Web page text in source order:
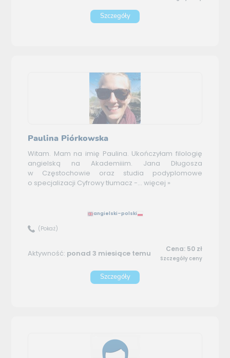
Szczegóły
Paulina Piórkowska
Witam. Mam na imię Paulina. Ukończyłam filologię
angielską na Akademiiim. Jana Długosza
w Częstochowie oraz studia podyplomowe
o specjalizacji Cyfrowy tłumacz -... więcej »
angielski–polski
(Pokaż)
Aktywność: ponad 3 miesiące temu Cena: 50 zł
Szczegóły ceny
Szczegóły